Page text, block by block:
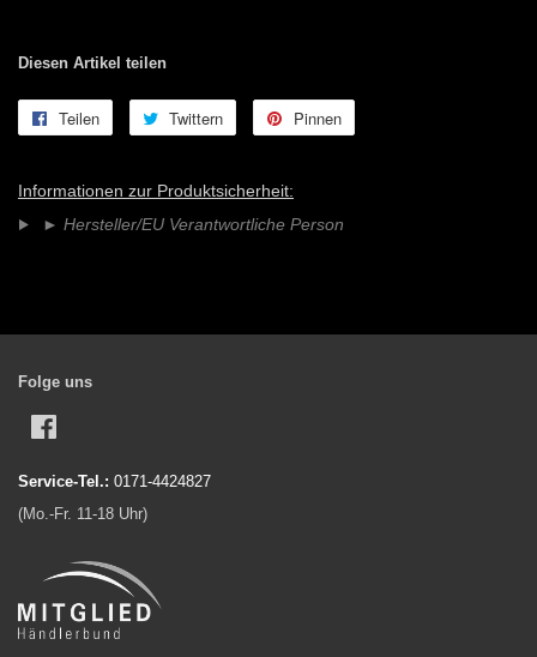
Diesen Artikel teilen
Teilen
teilen
Twittern
twittern
Pinnen
Informationen zur Produktsicherheit:
► Hersteller/EU Verantwortliche Person
Folge uns
Service-Tel.: 0171-4424827
(Mo.-Fr. 11-18 Uhr)